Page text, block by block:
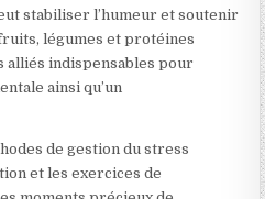
stabiliser l’humeur et soutenir
légumes et protéines
alliés indispensables pour
ainsi qu’un
de gestion du stress
et les exercices de